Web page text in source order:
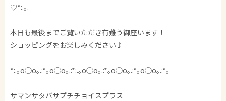
♡*:.｡.
本日も最後までご覧いただき有難う御座います！
ショッピングをお楽しみください♪
*:.｡o◯o｡.:*｡o◯o｡.:*:.｡o◯o｡.:*｡o◯o｡.:*｡o◯o｡.:*｡
サマンサタバサプチチョイスプラス